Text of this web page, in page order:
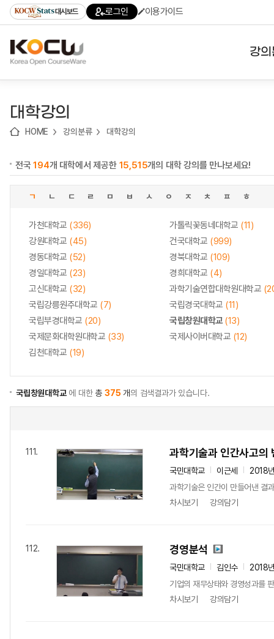
기
기
기
content)
가
대시보드 로그인 이용가이드
강
대학강의
HOME 강의분류 대학강의
전국194개 대학에서 제공한 15,515개의 대학 강의를 만나보세요!
ㄱ ㄴ ㄷ ㄹ ㅁ ㅂ ㅅ ㅇ ㅈ ㅊ ㅍ ㅎ
가천대학교 (336) 가톨릭꽃동네대학교 (11)
강원대학교 (45) 건국대학교 (999)
경동대학교 (52) 경북대학교 (109)
경일대학교 (23) 경희대학교 (4)
고신대학교 (32) 과학기술연합대학원대학교
국립강릉원주대학교 (7) 국립경국대학교 (11)
국립부경대학교 (20) 국립창원대학교(13)
국제문화대학원대학교 (33) 국제사이버대학교 (12)
김천대학교 (19)
국립창원대학교에 대한총375 개의 검색결과가 있습니다.
111. 과학기술과 인간사고의
국민대학교 이근세
2018
과학기술은 인간이 만들어낸 결
차시보기
강의담기
112. 경영분석
국민대학교 김인수
2018
기업의 재무상태와 경영성과를
차시보기
강의담기